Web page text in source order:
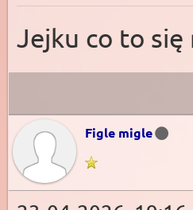
Jejku co to się
Figle migle